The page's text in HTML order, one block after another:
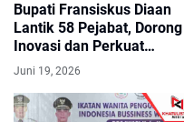
Bupati Fransiskus Diaan
Lantik 58 Pejabat, Dorong
Inovasi dan Perkuat
Pelayanan Publik
Juni 19, 2026